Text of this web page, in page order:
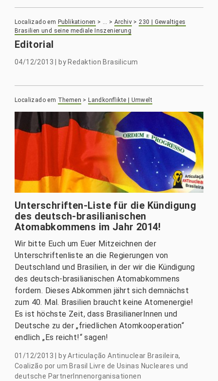
Localizado em Publikationen > … > Archiv >230 | Gewaltiges
Brasilien und seine mediale Inszenierung
Editorial
04/12/2013 by Redaktion Brasilicum
Localizado em Themen >Landkonflikte | Umwelt
Unterschriften-Liste für die Kündigung
des deutsch-brasilianischen
Atomabkommens im Jahr 2014!
Wir bitte Euch um Euer Mitzeichnen der
Unterschriftenliste an die Regierungen von
Deutschland und Brasilien, in der wir die Kündigung
des deutsch-brasilianischen Atomabkommens
fordern. Dieses Abkommen jährt sich demnächst
zum 40. Mal. Brasilien braucht keine Atomenergie!
Es ist höchste Zeit, dass BrasilianerInnen und
Deutsche zu der „friedlichen Atomkooperation“
endlich „Es reicht!“ sagen!
01/12/2013 byArticulação Antinuclear Brasileira,
Coalizão por um Brasil Livre de Usinas Nucleares und
deutsche PartnerInnenorganisationen